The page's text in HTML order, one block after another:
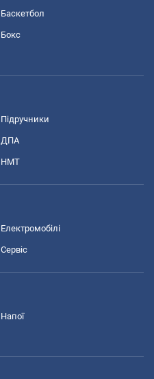
Баскетбол
Бокс
Підручники
ДПА
НМТ
Електромобілі
Сервіс
Напої